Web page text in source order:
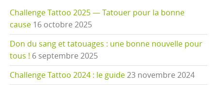
Challenge Tattoo 2025 — Tatouer pour la bonne
cause 16 octobre 2025
Don du sang et tatouages : une bonne nouvelle pour
tous ! 6 septembre 2025
Challenge Tattoo 2024 : le guide23 novembre 2024